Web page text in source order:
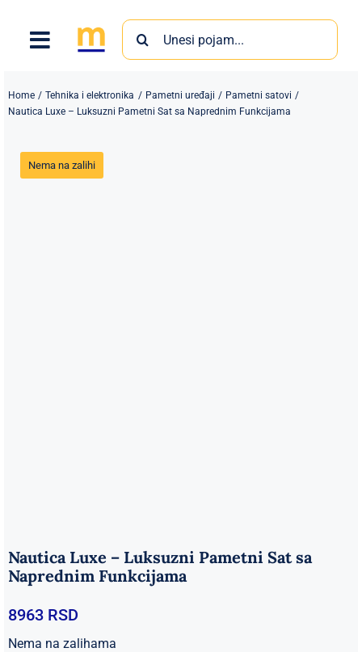
content
Search
for:
Home Tehnika i elektronika Pametni uređaji
Pametni satovi
Nautica Luxe – Luksuzni Pametni Sat sa Naprednim Funkcijama
Nema na zalihi
Nautica Luxe – Luksuzni Pametni Sat sa
Naprednim Funkcijama
8963 RSD
Nema na zalihama
Proizvodi